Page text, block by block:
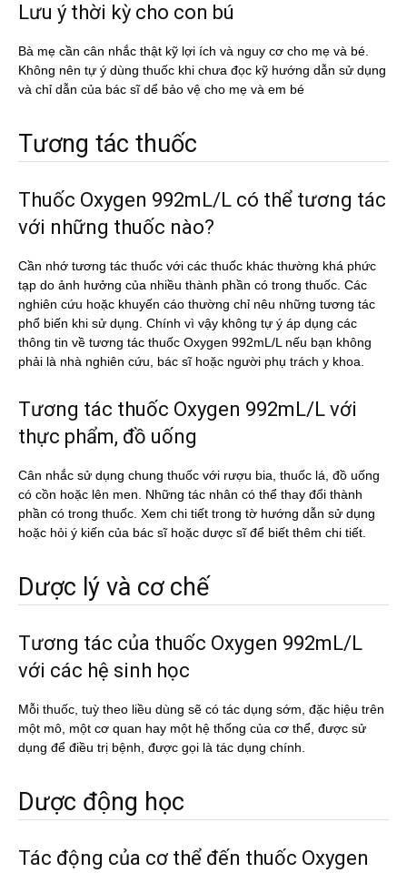
Lưu ý thời kỳ cho con bú
Bà mẹ cần cân nhắc thật kỹ lợi ích và nguy cơ cho mẹ và bé.
Không nên tự ý dùng thuốc khi chưa đọc kỹ hướng dẫn sử dụng
và chỉ dẫn của bác sĩ dể bảo vệ cho mẹ và em bé
Tương tác thuốc
Thuốc Oxygen 992mL/L có thể tương tác
với những thuốc nào?
Cần nhớ tương tác thuốc với các thuốc khác thường khá phức
tạp do ảnh hưởng của nhiều thành phần có trong thuốc. Các
nghiên cứu hoặc khuyến cáo thường chỉ nêu những tương tác
phổ biến khi sử dụng. Chính vì vậy không tự ý áp dụng các
thông tin về tương tác thuốc Oxygen 992mL/L nếu bạn không
phải là nhà nghiên cứu, bác sĩ hoặc người phụ trách y khoa.
Tương tác thuốc Oxygen 992mL/L với
thực phẩm, đồ uống
Cân nhắc sử dụng chung thuốc với rượu bia, thuốc lá, đồ uống
có cồn hoặc lên men. Những tác nhân có thể thay đổi thành
phần có trong thuốc. Xem chi tiết trong tờ hướng dẫn sử dụng
hoặc hỏi ý kiến của bác sĩ hoặc dược sĩ để biết thêm chi tiết.
Dược lý và cơ chế
Tương tác của thuốc Oxygen 992mL/L
với các hệ sinh học
Mỗi thuốc, tuỳ theo liều dùng sẽ có tác dụng sớm, đặc hiệu trên
một mô, một cơ quan hay một hệ thống của cơ thể, được sử
dụng để điều trị bệnh, được gọi là tác dụng chính.
Dược động học
Tác động của cơ thể đến thuốc Oxygen